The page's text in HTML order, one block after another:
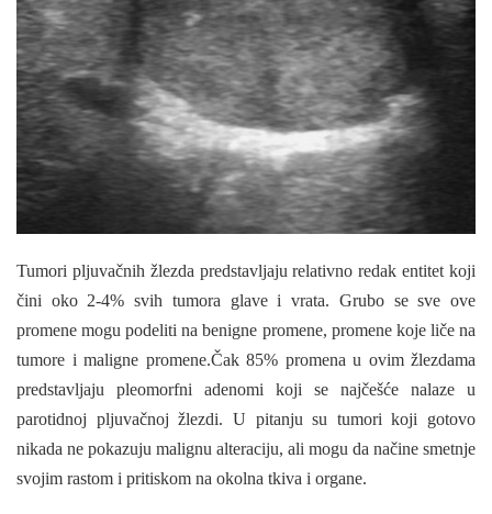
Tumori pljuvačnih žlezda predstavljaju relativno redak entitet koji
čini oko 2-4% svih tumora glave i vrata. Grubo se sve ove
promene mogu podeliti na benigne promene, promene koje liče na
tumore i maligne promene.Čak 85% promena u ovim žlezdama
predstavljaju pleomorfni adenomi koji se najčešće nalaze u
parotidnoj pljuvačnoj žlezdi. U pitanju su tumori koji gotovo
nikada ne pokazuju malignu alteraciju, ali mogu da načine smetnje
svojim rastom i pritiskom na okolna tkiva i organe.